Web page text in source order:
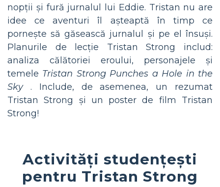
nopții și fură jurnalul lui Eddie. Tristan nu are
idee ce aventuri îl așteaptă în timp ce
pornește să găsească jurnalul și pe el însuși.
Planurile de lecție Tristan Strong includ:
analiza călătoriei eroului, personajele și
temele Tristan Strong Punches a Hole in the
Sky. Include, de asemenea, un rezumat
Tristan Strong și un poster de film Tristan
Strong!
Activități studențești
pentru Tristan Strong